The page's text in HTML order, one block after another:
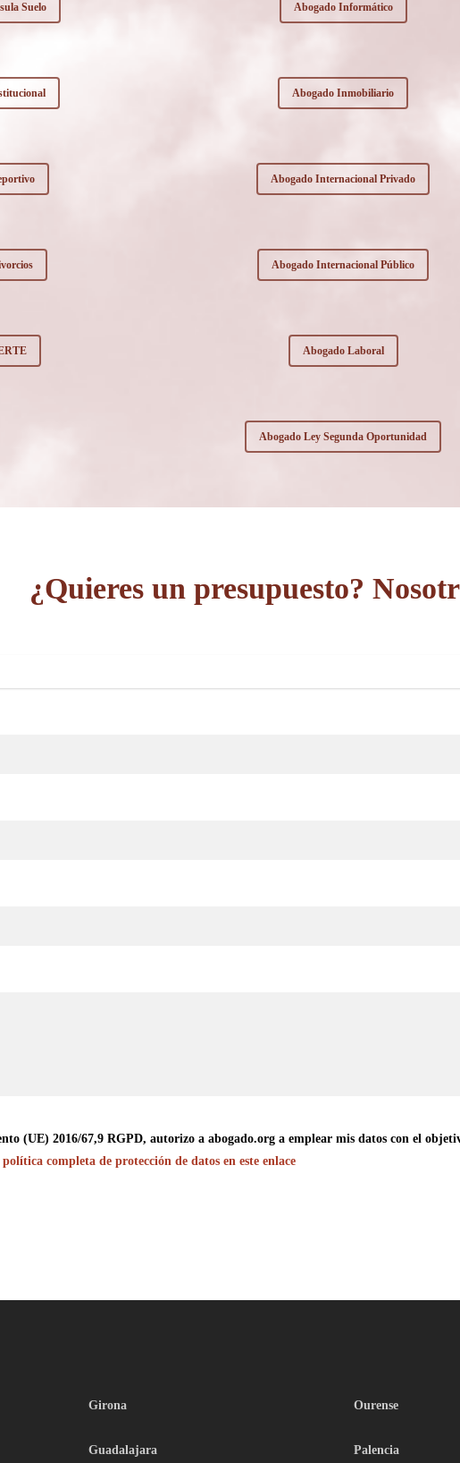
Suelo Abogado Informático
Abogado Inmobiliario
Abogado Internacional Privado
Abogado Internacional Público
Abogado Laboral
Abogado Ley Segunda Oportunidad
¿Quieres un presupuesto?
(UE) 2016/67,9 RGPD, autorizo a abogado.org a emplear mis datos con el
completa de protección de datos en este enlace
Girona
Guadalajara
Ourense
Palencia